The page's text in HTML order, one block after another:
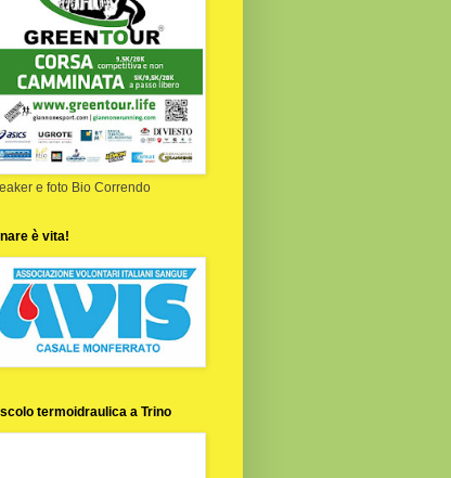
e foto Bio Correndo
è vita!
termoidraulica a Trino